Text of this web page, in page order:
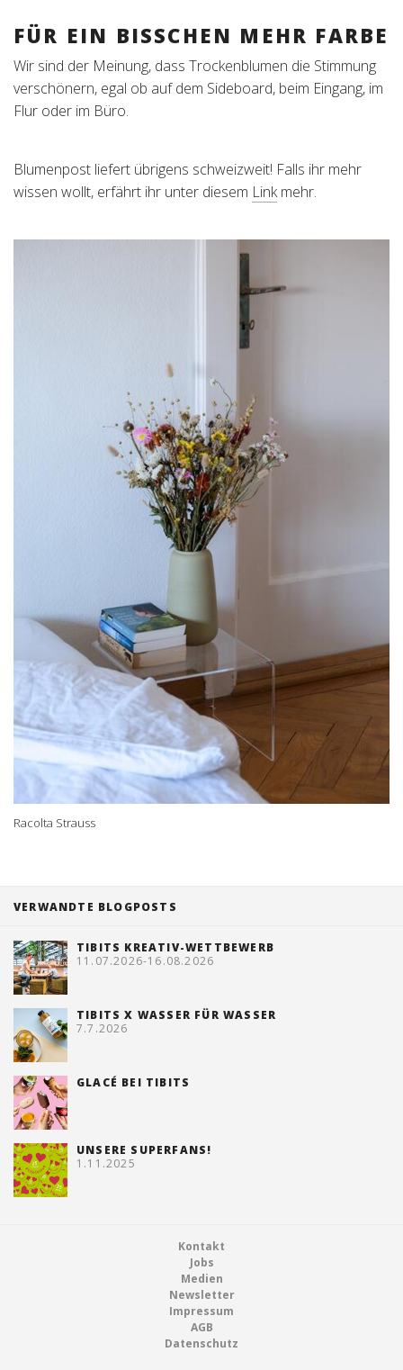
FÜR EIN BISSCHEN MEHR FARBE
Wir sind der Meinung, dass Trockenblumen die Stimmung
verschönern, egal ob auf dem Sideboard, beim Eingang, im
Flur oder im Büro.
Blumenpost liefert übrigens schweizweit! Falls ihr mehr
wissen wollt, erfährt ihr unter diesem Linkmehr.
Racolta Strauss
VERWANDTE BLOGPOSTS
TIBITS KREATIV-WETTBEWERB
11.07.2026-16.08.2026
TIBITS X WASSER FÜR WASSER
7.7.2026
GLACÉ BEI TIBITS
UNSERE SUPERFANS!
1.11.2025
Kontakt
Jobs
Medien
Newsletter
Impressum
AGB
Datenschutz